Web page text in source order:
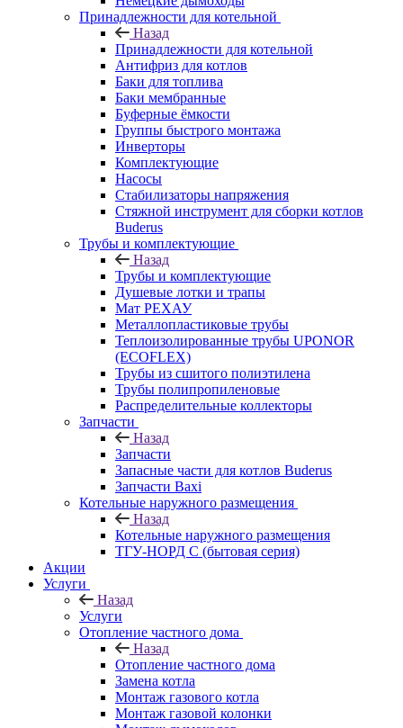
Принадлежности для котельной
Назад
Принадлежности для котельной
Антифриз для котлов
Баки для топлива
Баки мембранные
Буферные ёмкости
Группы быстрого монтажа
Инверторы
Комплектующие
Насосы
Стабилизаторы напряжения
Стяжной инструмент для сборки котлов
Buderus
Трубы и комплектующие
Назад
Трубы и комплектующие
Душевые лотки и трапы
Мат РЕХАУ
Металлопластиковые трубы
Теплоизолированные трубы UPONOR
(ECOFLEX)
Трубы из сшитого полиэтилена
Трубы полипропиленовые
Распределительные коллекторы
Запчасти
Назад
Запчасти
Запасные части для котлов Buderus
Запчасти Baxi
Котельные наружного размещения
Назад
Котельные наружного размещения
ТГУ-НОРД С (бытовая серия)
Акции
Услуги
Назад
Услуги
Отопление частного дома
Назад
Отопление частного дома
Замена котла
Монтаж газового котла
Монтаж газовой колонки